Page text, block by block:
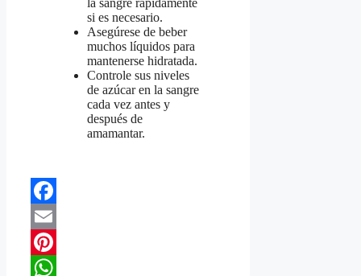
si es necesario.
Asegúrese de beber
muchos líquidos para
mantenerse hidratada.
Controle sus niveles
de azúcar en la sangre
cada vez antes y
después de
amamantar.
Facebook
Email
Pinterest